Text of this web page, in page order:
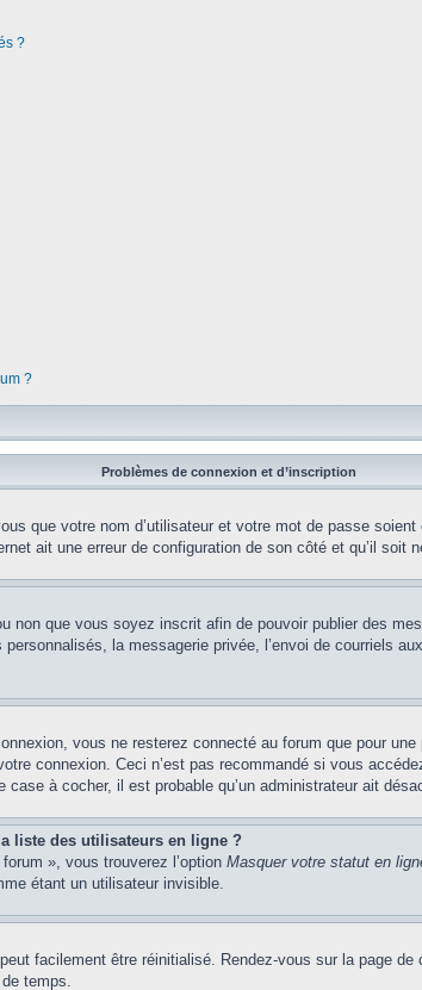
?
?
Problèmes de connexion et d’inscription
que votre nom d’utilisateur et votre mot de passe
ait une erreur de configuration de son côté et qu’il soit
non que vous soyez inscrit afin de pouvoir publier des
la messagerie privée, l’envoi de courriels
vous ne resterez connecté au forum que pour
connexion. Ceci n’est pas recommandé si vous
à cocher, il est probable qu’un administrateur ait
liste des utilisateurs en ligne ?
», vous trouverez l’option Masquer votre statut en
étant un utilisateur invisible.
facilement être réinitialisé. Rendez-vous sur la page de
temps.